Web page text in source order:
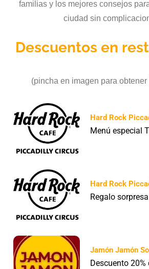
familias y los mejores consejos
ciudad sin
Descuentos en
(pincha en imagen para
Hard Rock
Menú especial
Hard Rock
Regalo
Jamón Jamón
Descuento